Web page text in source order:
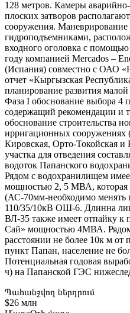
128 метров. Камеры
плоских затворов
сооружения. Маневрирование
гидроподъемниками,
входного оголовка с
году компанией Mercados –
(Испания) совместно с ОАО
отчет «Кыргызская
планирование развития
Фаза I обоснование выбора 4
содержащий рекомендации и
обоснование строительства
ирригационных сооружениях
Кировская, Орто-Токойская
участка для отведения
водоток Папанского
Рядом с водохранилищем
мощностью 2, 5 МВА, которая
(АС-70мм-необходимо менять
110/35/10кВ ОШ-6. Длинна
ВЛ-35 также имеет отпайку к
Сай» мощностью 4МВА.
расстоянии не более 10к м от
пункт Папан, население не
Потенциальная годовая
ч) на Папанской ГЭС
Պահանջվող ներդրում
$26 млн